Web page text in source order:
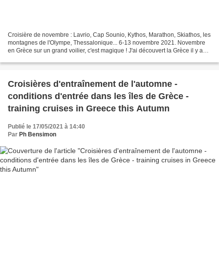
Croisière de novembre : Lavrio, Cap Sounio, Kythos, Marathon, Skiathos, les
montagnes de l'Olympe, Thessalonique... 6-13 novembre 2021. Novembre
en Grèce sur un grand voilier, c'est magique ! J'ai découvert la Grèce il y a
Croisières d'entraînement de l'automne -
conditions d'entrée dans les îles de Grèce -
training cruises in Greece this Autumn
Publié le 17/05/2021 à 14:40
Par Ph Bensimon